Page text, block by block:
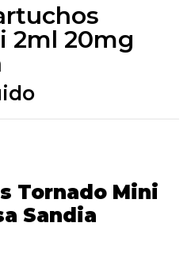
2ml 20mg
Tornado Mini
Sandia